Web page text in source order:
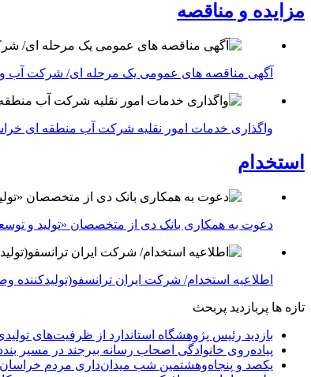
مزایده و مناقصه
آگهی مناقصه های عمومی یک مرحله ای/ شرکت آب
واگذاری خدمات امور نقلیه شرکت آب منطقه ای خراسان جنوبی در سال ۱۴۰۴-
استخدام
دعوت به همکاری بانک دی از متخصصان «تولید و
اطلاعیه استخدام/ شرکت ایران ترانسفو(تولیدکننده
تازه ها پربازدید پربحث
بازدید رئیس پژوهشگاه استاندارد از ظرفیت‌های
پیاده‌روی خانوادگی اصحاب رسانه بیرجند در مسیر
یکصد و پنجاه‌وهشتمین شب میدان‌داری مردم